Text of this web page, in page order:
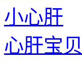
小心肝
心肝宝贝